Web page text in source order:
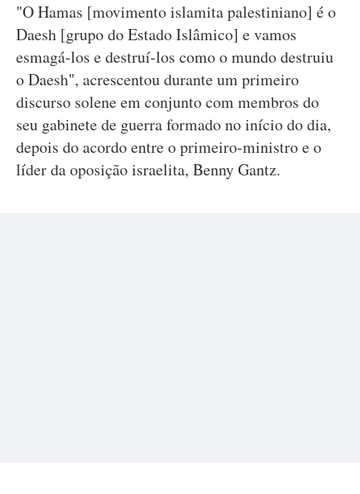
"O Hamas [movimento islamita palestiniano] é o
Daesh [grupo do Estado Islâmico] e vamos
esmagá-los e destruí-los como o mundo destruiu
o Daesh", acrescentou durante um primeiro
discurso solene em conjunto com membros do
seu gabinete de guerra formado no início do dia,
depois do acordo entre o primeiro-ministro e o
líder da oposição israelita, Benny Gantz.